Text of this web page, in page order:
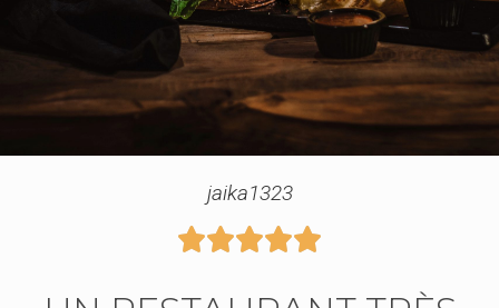
jaika1323
